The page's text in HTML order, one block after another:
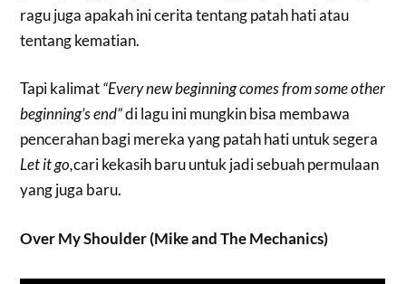
ragu juga apakah ini cerita tentang patah hati atau
tentang kematian.
Tapi kalimat“Every new beginning comes from some other
beginning’s end”di lagu ini mungkin bisa membawa
pencerahan bagi mereka yang patah hati untuk segera
Let it go,cari kekasih baru untuk jadi sebuah permulaan
yang juga baru.
Over My Shoulder (Mike and The Mechanics)